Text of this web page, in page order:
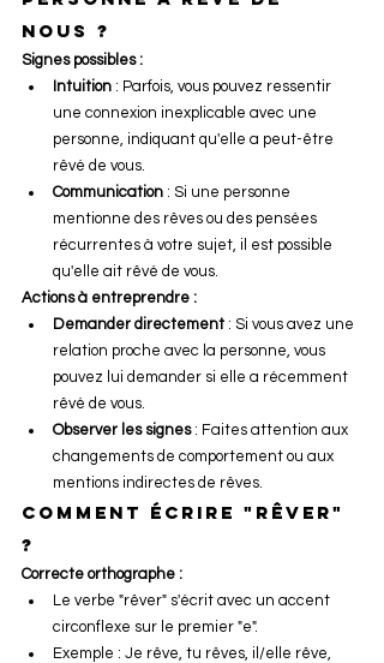
nous ?
Signes possibles :
Intuition : Parfois, vous pouvez ressentir
une connexion inexplicable avec une
personne, indiquant qu'elle a peut-être
rêvé de vous.
Communication : Si une personne
mentionne des rêves ou des pensées
récurrentes à votre sujet, il est possible
qu'elle ait rêvé de vous.
Actions à entreprendre :
Demander directement : Si vous avez une
relation proche avec la personne, vous
pouvez lui demander si elle a récemment
rêvé de vous.
Observer les signes : Faites attention aux
changements de comportement ou aux
mentions indirectes de rêves.
Comment écrire "rêver"
?
Correcte orthographe :
Le verbe "rêver" s'écrit avec un accent
circonflexe sur le premier "e".
Exemple : Je rêve, tu rêves, il/elle rêve,